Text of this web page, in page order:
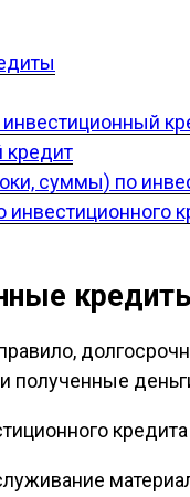
кредит
суммы) по
полученные